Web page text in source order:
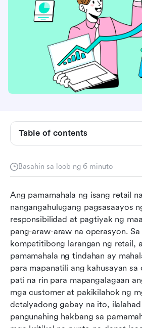
Basahin sa loob ng 6 minuto
Ang pamamahala ng isang retail
nangangahulugang pagsasaayos
responsibilidad at pagtiyak ng
pang-araw-araw na operasyon.
kompetitibong larangan ng retail,
pamamahala ng tindahan ay
para mapanatili ang kahusayan sa
pati na rin para mapangalagaan
mga customer at pakikilahok ng
detalyadong gabay na ito,
pangunahing hakbang sa
Table of contents
mahalaga
pamamahala ng tindahan
Pagbuo ng isang
Pagtagumpayan ang mga
pamamahala ng tindahan
Paano pinapahusay ng Lark
tindahan para sa mga
Mga hinaharap na uso sa
tindahan at inobasyon sa retail